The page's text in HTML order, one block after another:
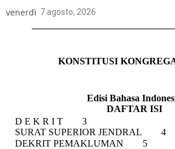
venerdì 7 agosto, 2026
KONSTITUSI
Edisi Bahasa
DAFTAR ISI
D E K R I T 3
SURAT SUPERIOR JENDRAL 4
DEKRIT PEMAKLUMAN 5